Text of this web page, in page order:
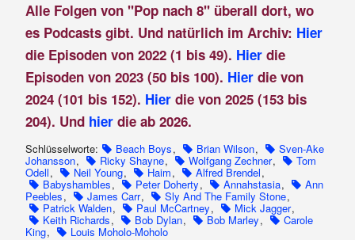
Alle Folgen von "Pop nach 8" überall dort, wo
es Podcasts gibt. Und natürlich im Archiv: Hier
die Episoden von 2022 (1 bis 49). Hierdie
Episoden von 2023 (50 bis 100). Hier die von
2024 (101 bis 152). Hier die von 2025 (153 bis
204). Und hier die ab 2026.
Schlüsselworte: Beach Boys, Brian Wilson, Sven-Ake
Johansson, Ricky Shayne, Wolfgang Zechner, Tom
Odell, Neil Young, Haim, Alfred Brendel,
Babyshambles, Peter Doherty, Annahstasia, Ann
Peebles, James Carr, Sly And The Family Stone,
Patrick Walden, Paul McCartney, Mick Jagger,
Keith Richards, Bob Dylan, Bob Marley, Carole
King, Louis Moholo-Moholo